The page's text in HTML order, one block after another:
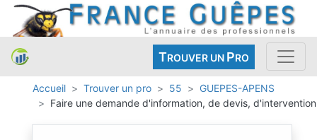
TROUVER UN PRO
Accueil Trouver un pro 55
GUEPES-APENS
Faire une demande d'information, de devis, d'intervention